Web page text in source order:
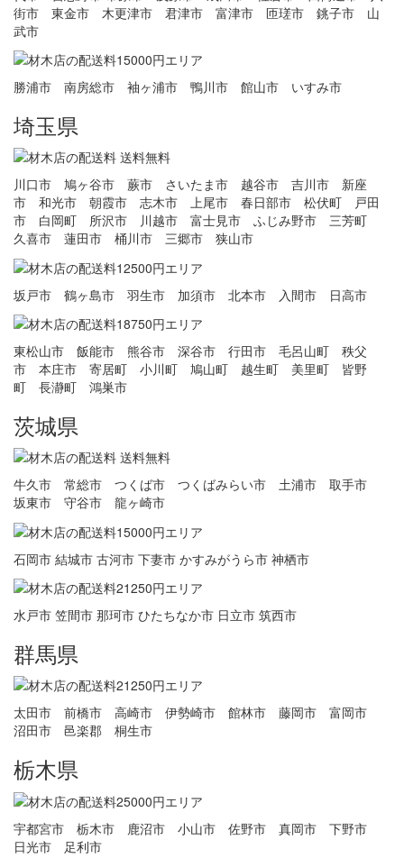
街市 東金市 木更津市 君津市 富津市 匝瑳市 銚子市 山
武市
勝浦市 南房総市 袖ヶ浦市 鴨川市 館山市 いすみ市
埼玉県
川口市 鳩ヶ谷市 蕨市 さいたま市 越谷市 吉川市 新座
市 和光市 朝霞市 志木市 上尾市 春日部市 松伏町 戸田
市 白岡町 所沢市 川越市 富士見市 ふじみ野市 三芳町
久喜市 蓮田市 桶川市 三郷市 狭山市
坂戸市 鶴ヶ島市 羽生市 加須市 北本市 入間市 日高市
東松山市 飯能市 熊谷市 深谷市 行田市 毛呂山町 秩父
市 本庄市 寄居町 小川町 鳩山町 越生町 美里町 皆野
町 長瀞町 鴻巣市
茨城県
牛久市 常総市 つくば市 つくばみらい市 土浦市 取手市
坂東市 守谷市 龍ヶ崎市
石岡市 結城市 古河市 下妻市 かすみがうら市 神栖市
水戸市 笠間市 那珂市 ひたちなか市 日立市 筑西市
群馬県
太田市 前橋市 高崎市 伊勢崎市 館林市 藤岡市 富岡市
沼田市 邑楽郡 桐生市
栃木県
宇都宮市 栃木市 鹿沼市 小山市 佐野市 真岡市 下野市
日光市 足利市